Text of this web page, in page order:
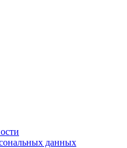
данных